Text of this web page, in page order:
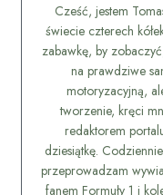
Cześć, jestem
świecie czterech
zabawkę, by
na prawdziwe
motoryzacyjną,
tworzenie, kręci
redaktorem
dziesiątkę.
przeprowadzam
fanem Formuły 1 i